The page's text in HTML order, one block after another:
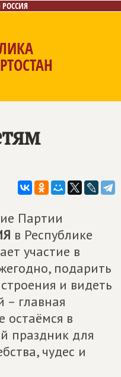
Партии
в Республике
участие в
подарить
и видеть
– главная
остаёмся в
праздник для
чудес и